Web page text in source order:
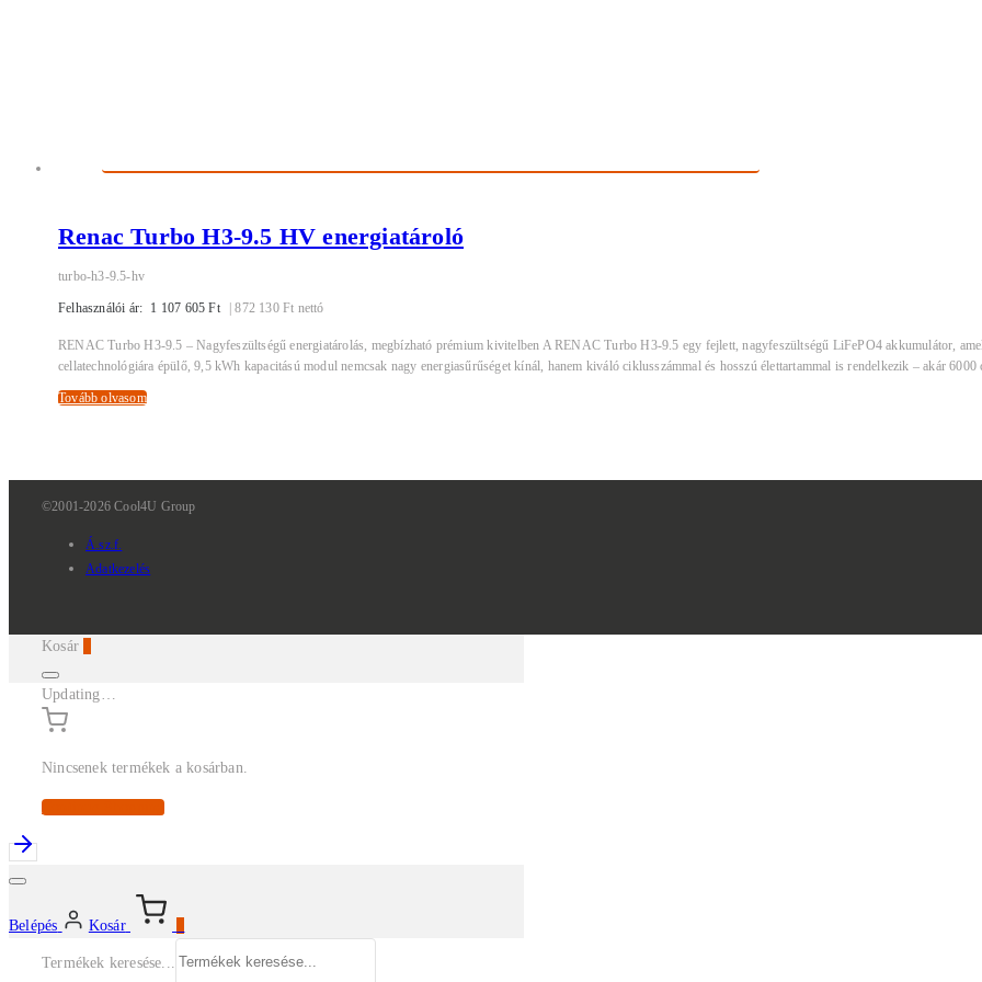
Renac Turbo H3-9.5 HV energiatároló
turbo-h3-9.5-hv
Felhasználói ár: 1 107 605Ft |872 130Ft nettó
RENAC Turbo H3-9.5 – Nagyfeszültségű energiatárolás, megbízható prémium kivitelben A RENAC Turbo H3-9.5 egy fejlett, nagyfeszültségű LiFePO4 akkumulátor,
cellatechnológiára épülő, 9,5 kWh kapacitású modul nemcsak nagy energiasűrűséget kínál, hanem kiváló ciklusszámmal és hosszú élettartammal is rendelkezik – akár
Tovább olvasom
©2001-2026 Cool4U Group
Á.sz.f.
Adatkezelés
Kosár
Updating…
Nincsenek termékek a kosárban.
Continue Shopping
Belépés Kosár
Termékek keresése...